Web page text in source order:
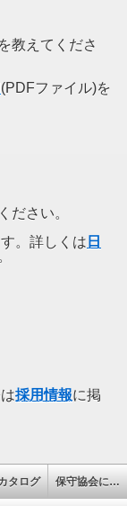
教えてくださ
(PDFファイル)を
ださい。
。詳しくは 日
採用情報に掲
タログ 保守協会について